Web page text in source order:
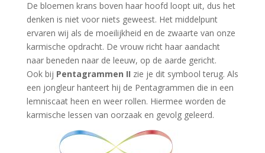
De bloemen krans boven haar hoofd loopt uit, dus het
denken is niet voor niets geweest. Het middelpunt
ervaren wij als de moeilijkheid en de zwaarte van onze
karmische opdracht. De vrouw richt haar aandacht
naar beneden naar de leeuw, op de aarde gericht.
Ook bij Pentagrammen II zie je dit symbool terug. Als
een jongleur hanteert hij de Pentagrammen die in een
lemniscaat heen en weer rollen. Hiermee worden de
karmische lessen van oorzaak en gevolg geleerd.